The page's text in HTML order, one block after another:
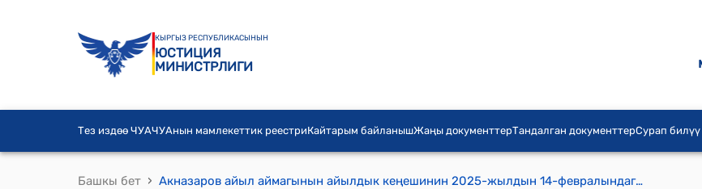
КЫРГЫЗ РЕСПУБЛИКАСЫНЫН
ЮСТИЦИЯ
МИНИСТРЛИГИ
Тез издөө ЧУАЧУАнын мамлекеттик реестриКайтарым байланышЖаңы документтерТандалган документтерСурап билүү
Башкы бет › Акназаров айыл аймагынын айылдык кеңешинин 2025-жылдын 14-февралындагы № 14 "Бакай-Ата районунун ички иштер бөлүмүнүн башчысы Т.Марипбай уулунун кайрылуусу жөнүндө" токтому